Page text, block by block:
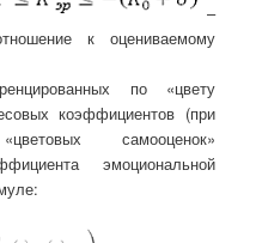
–
к оцениваемому
по «цвету
коэффициентов (при
самооценок»
эмоциональной